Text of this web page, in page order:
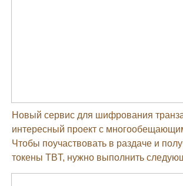
Новый сервис для шифрования
интересный проект с
Чтобы поучаствовать в раздаче и
токены TBT, нужно выполнить